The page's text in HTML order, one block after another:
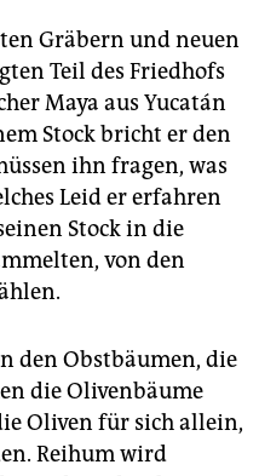
Gräbern und neuen
Teil des Friedhofs
Maya aus Yucatán
Stock bricht er den
ihn fragen, was
Leid er erfahren
Stock in die
von den
den Obstbäumen, die
die Olivenbäume
Oliven für sich allein,
Reihum wird